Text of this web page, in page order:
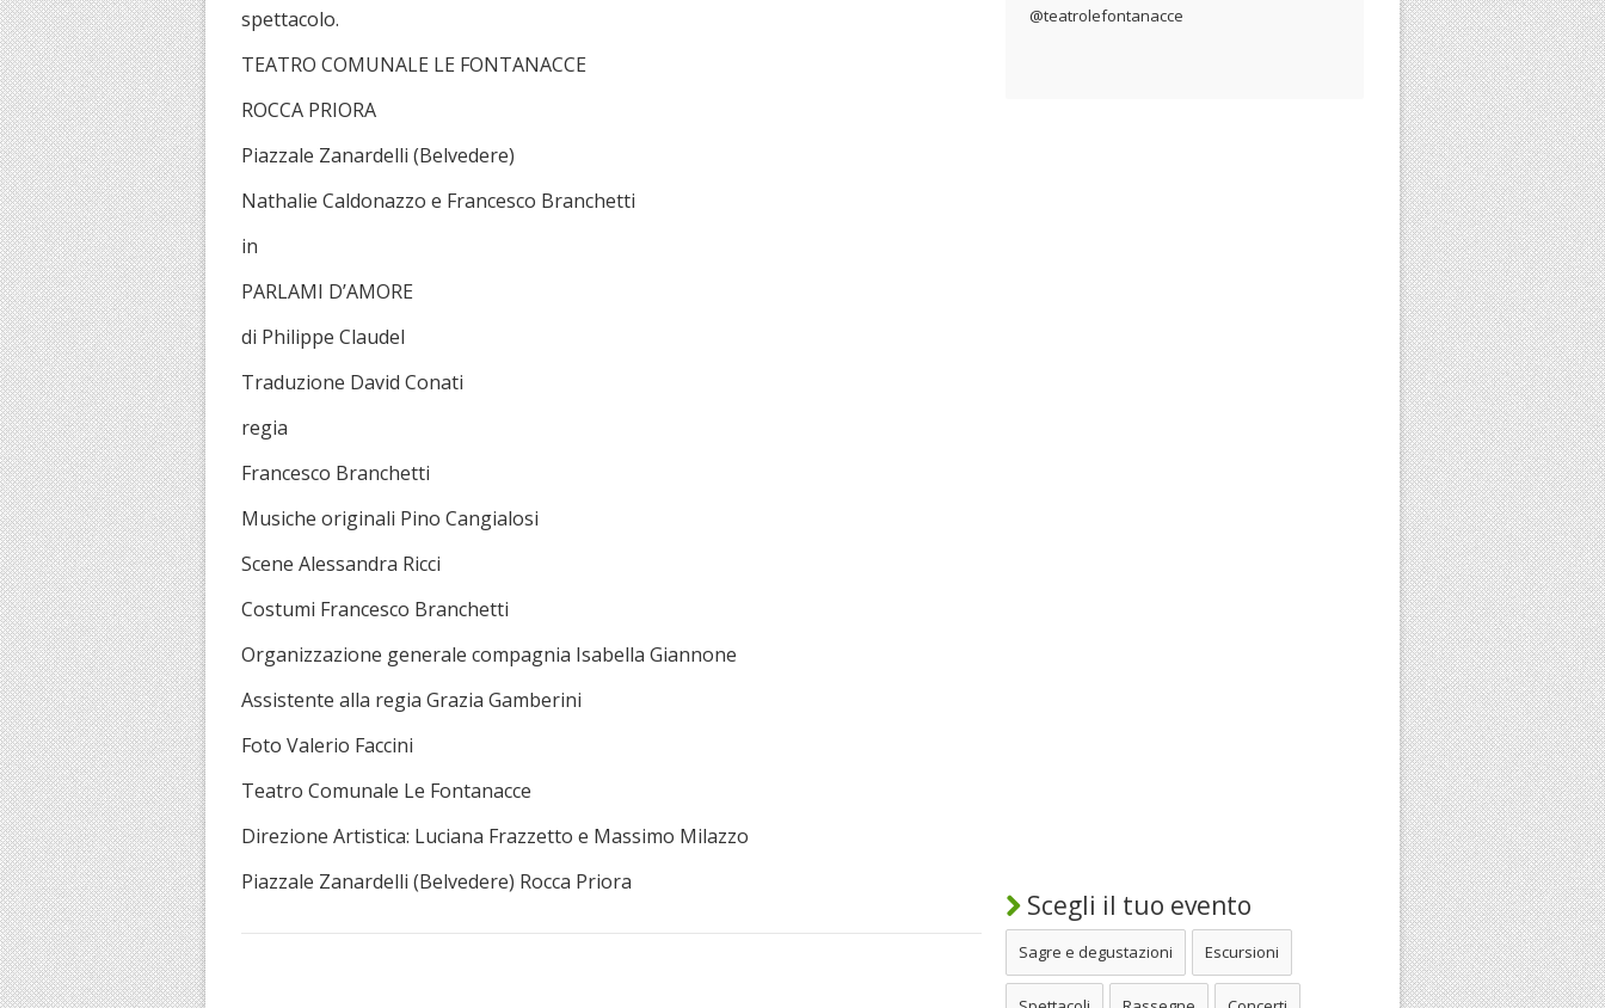
spettacolo.
TEATRO COMUNALE LE FONTANACCE
ROCCA PRIORA
Piazzale Zanardelli (Belvedere)
Nathalie Caldonazzo e Francesco Branchetti
in
PARLAMI D’AMORE
di Philippe Claudel
Traduzione David Conati
regia
Francesco Branchetti
Musiche originali Pino Cangialosi
Scene Alessandra Ricci
Costumi Francesco Branchetti
Organizzazione generale compagnia Isabella Giannone
Assistente alla regia Grazia Gamberini
Foto Valerio Faccini
Teatro Comunale Le Fontanacce
Direzione Artistica: Luciana Frazzetto e Massimo Milazzo
Piazzale Zanardelli (Belvedere) Rocca Priora
@teatrolefontanacce
Scegli il tuo evento
Sagre e degustazioni Escursioni